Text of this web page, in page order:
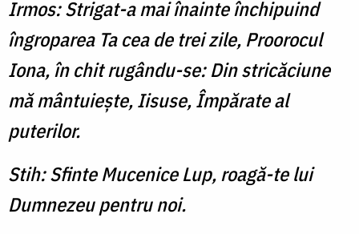
Irmos: Strigat-a mai înainte închipuind
îngroparea Ta cea de trei zile, Proorocul
Iona, în chit rugându-se: Din stricăciune
mă mântuieşte, Iisuse, Împărate al
puterilor.
Stih: Sfinte Mucenice Lup, roagă-te lui
Dumnezeu pentru noi.